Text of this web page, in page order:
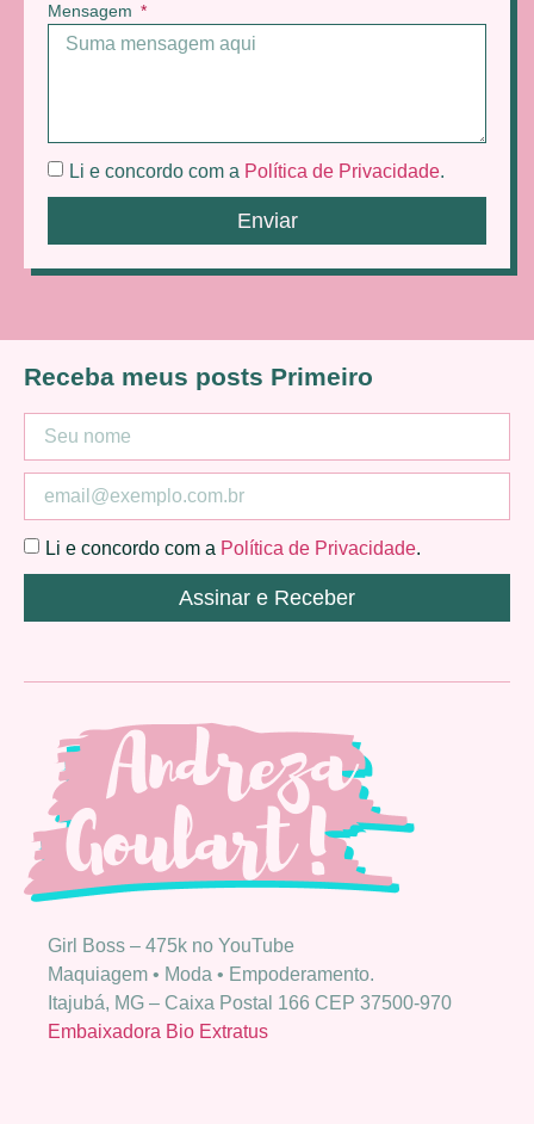
Mensagem
Li e concordo com a Política de Privacidade.
Enviar
Girl Boss – 475k no YouTube
Maquiagem • Moda • Empoderamento.
Itajubá, MG – Caixa Postal 166 CEP 37500-970
Embaixadora Bio Extratus
Receba meus posts Primeiro
Li e concordo com a Política de Privacidade.
Assinar e Receber